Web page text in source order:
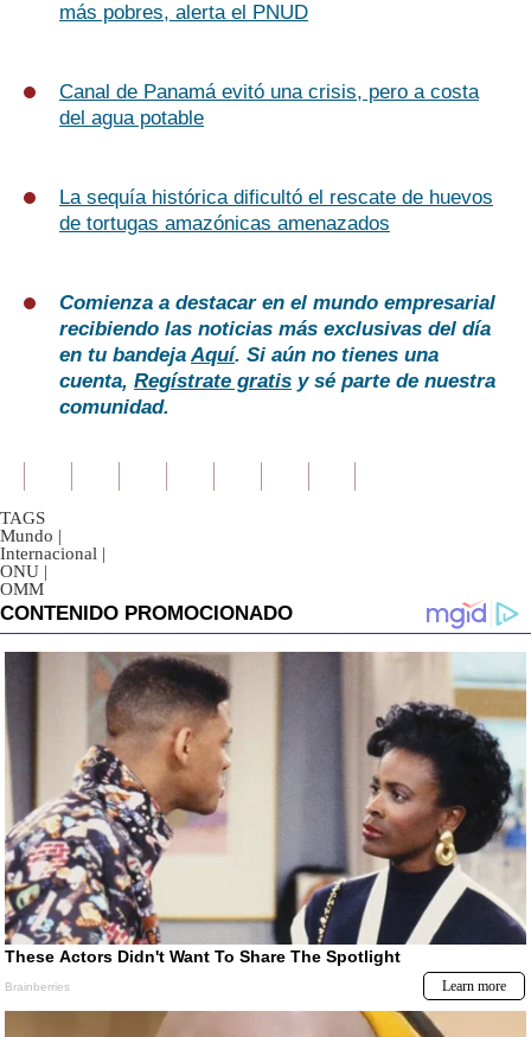
más pobres, alerta el PNUD
Canal de Panamá evitó una crisis, pero a costa
del agua potable
La sequía histórica dificultó el rescate de huevos
de tortugas amazónicas amenazados
Comienza a destacar en el mundo empresarial
recibiendo las noticias más exclusivas del día
en tu bandejaAquí. Si aún no tienes una
cuenta, Regístrate gratis y sé parte de nuestra
comunidad.
TAGS
Mundo |
Internacional |
ONU |
OMM